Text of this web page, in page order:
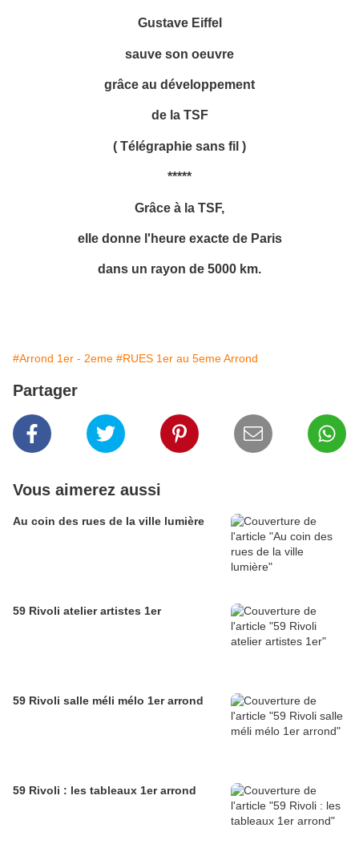
Gustave Eiffel
sauve son oeuvre
grâce au développement
de la TSF
( Télégraphie sans fil )
*****
Grâce à la TSF,
elle donne l'heure exacte de Paris
dans un rayon de 5000 km.
#Arrond 1er - 2eme #RUES 1er au 5eme Arrond
Partager
Vous aimerez aussi
Au coin des rues de la ville lumière
59 Rivoli atelier artistes 1er
59 Rivoli salle méli mélo 1er arrond
59 Rivoli : les tableaux 1er arrond